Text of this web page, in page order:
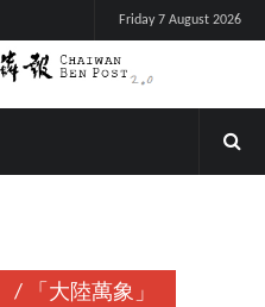
Friday 7 August 2026
/ 「大陸萬象」